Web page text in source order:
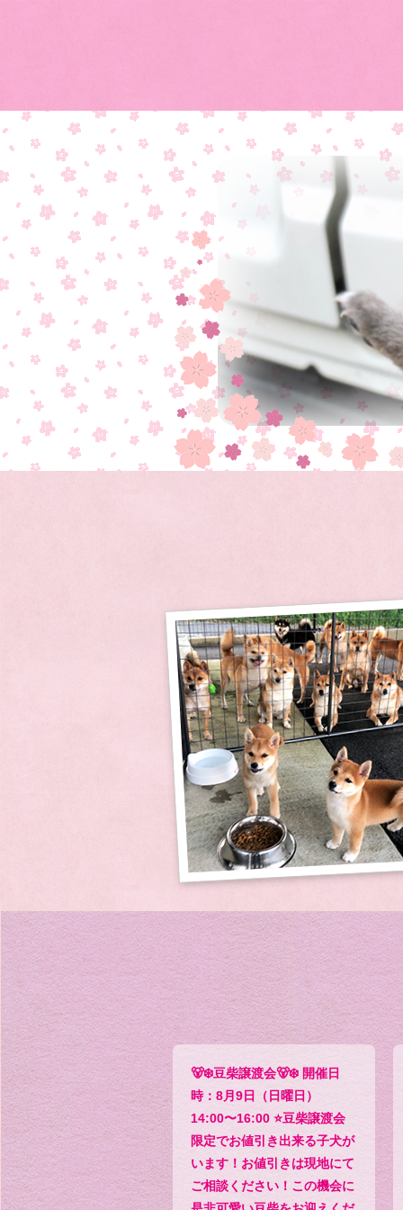
🐻‍❄️豆柴譲渡会🐻‍❄️ 開催日
時：8月9日（日曜日）
14:00〜16:00 ⭐️豆柴譲渡会
限定でお値引き出来る子犬が
います！お値引きは現地にて
ご相談ください！この機会に